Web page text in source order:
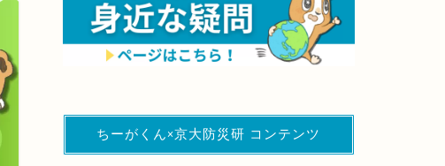
ちーがくん×京大防災研 コンテンツ